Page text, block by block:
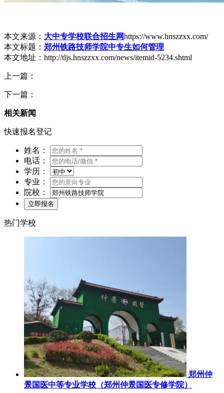
本文来源： 大中专学校联合招生网https://www.hnszzxx.com/
本文标题： 郑州铁路技师学院中专生如何管理
本文地址：http://tljs.hnszzxx.com/news/itemid-5234.shtml
上一篇：
下一篇：
相关新闻
快速报名登记
姓名：
电话：
学历：
专业：
院校：
热门学校
郑州仲
景国医中等专业学校（郑州仲景国医专修学院）